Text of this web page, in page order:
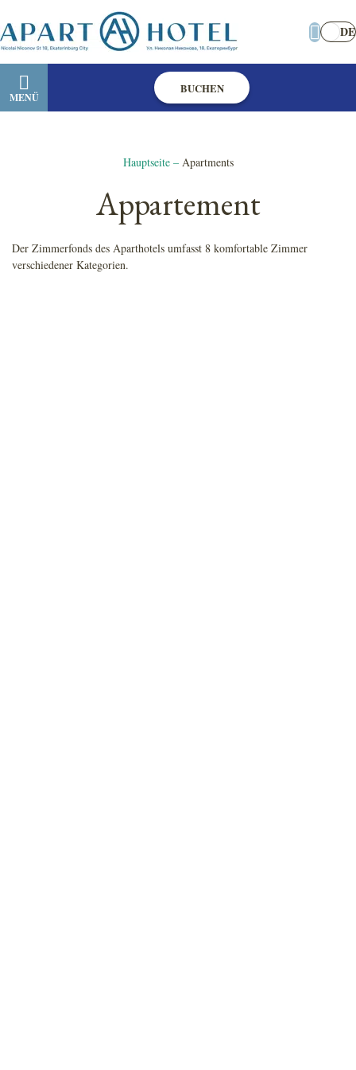
DE
MENÜ
BUCHEN
Hauptseite – Apartments
Appartement
Der Zimmerfonds des Aparthotels umfasst 8 komfortable Zimmer
verschiedener Kategorien.